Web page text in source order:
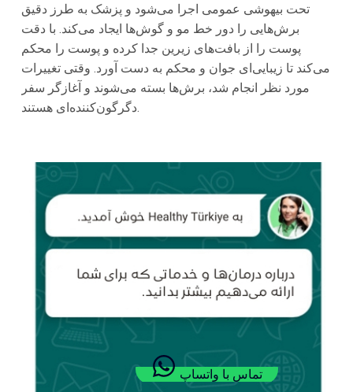
تحت بیهوشی عمومی اجرا می‌شود و پزشک به طرز دقیق
برش‌هایی را دور خط مو و گوش‌ها ایجاد می‌کند. با دقت
پوست را از بافت‌های زیرین جدا کرده و پوست را محکم
می‌کند تا زیبایی‌ای جوان و محکم به دست آورد. وقتی تغییرات
مورد نظر انجام شد، برش‌ها بسته می‌شوند و آغازگر سفر
دگرگون‌کننده‌ای هستند.
تماس با واتساپ